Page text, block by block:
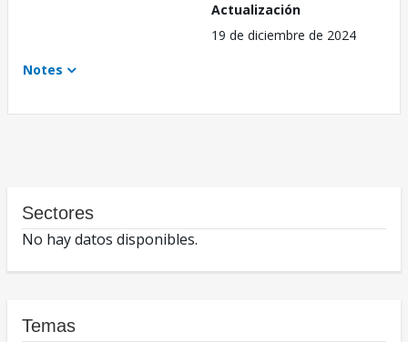
Actualización
19 de diciembre de 2024
Notes
Sectores
No hay datos disponibles.
Temas